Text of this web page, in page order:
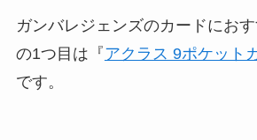
ガンバレジェンズのカードにお
の1つ目は『アクラス 9ポケット
です。